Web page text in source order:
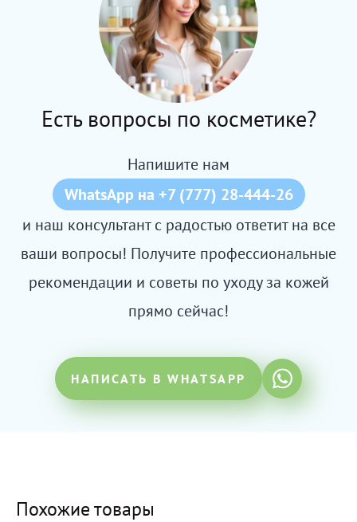
Есть вопросы по косметике?
Напишите нам
WhatsApp на +7 (777) 28-444-26
и наш консультант с радостью ответит на все
ваши вопросы! Получите профессиональные
рекомендации и советы по уходу за кожей
прямо сейчас!
НАПИСАТЬ В WHATSAPP
Похожие товары